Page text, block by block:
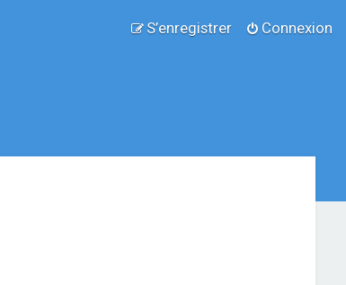
Connexion
S’enregistrer